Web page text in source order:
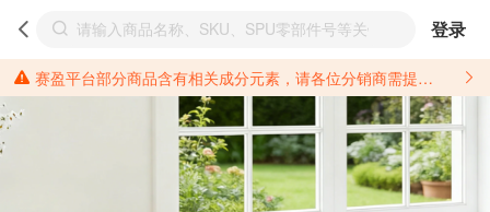
登录
赛盈平台部分商品含有相关成分元素，请各位分销商需提前了解产品材质情况，并针对其做好相关的风险把控，以免造成不必要的损失。 *美国加州65法案进一步规定了对于仅包含致癌物质，仅包含致生殖毒性物质，同时包含致癌物质和致生殖毒性物质，亦或是包含某一物质即为致癌物质又为致生殖毒性物质的产品的警示标语要求。 *新法案提供的警示标语修订并不是强制实施的，其只是避免昂贵诉讼的一种有效的方法。只要企业在保证其使用的另外的警示标语是“清晰和合理”并符合加州65法案要求的，那也是可以被接受的。*请充分了解第三方销售平台对商品上架规要求，并根据对应平台规则调整相关商品信息后进行上架，以免造成您不必要损失。 汽配产品上架注意事项： 不同第三方平台对于适配车型等信息的填写要求各有不同。例如：亚马逊明确禁止在产品标题、卖点和描述中直接使用适配车型的年份、品牌和型号信息；请您仔细研究并熟悉所销售平台关于汽配产品上架销售的具体规则，如果因上架的汽配产品信息填写不符合所销售平台要求，产生违规/侵权等问题所造成的损失需您自行承担。